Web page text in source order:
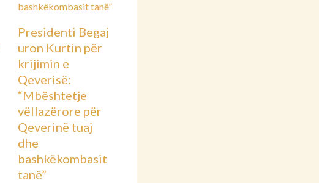
Presidenti Begaj
uron Kurtin për
krijimin e
Qeverisë:
“Mbështetje
vëllazërore për
Qeverinë tuaj
dhe
bashkëkombasit
tanë”